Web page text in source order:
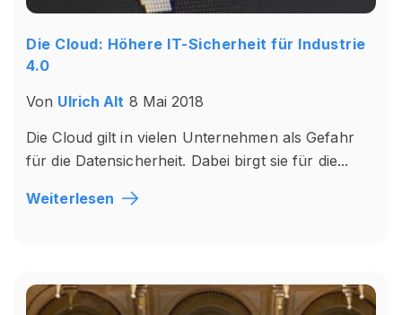
Die Cloud: Höhere IT-Sicherheit für Industrie
4.0
Von Ulrich Alt 8 Mai 2018
Die Cloud gilt in vielen Unternehmen als Gefahr
für die Datensicherheit. Dabei birgt sie für die...
Weiterlesen